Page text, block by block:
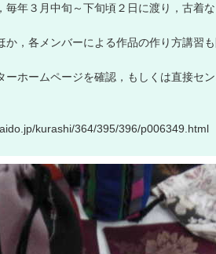
， 毎年３ 月中旬 ～下旬頃２ 日に渡り ， 古着な
か ， 各メ ンバーによ る作品の作り方講習も
ーホームページを確認 ， も し く は直接セン
aido.jp/kurashi/364/395/396/p006349.html